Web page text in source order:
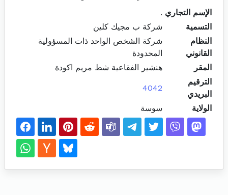
الإسم التجاري .
التسمية
شركة ب مجيك كلين
النظام
القانوني
شركة الشخص الواحد ذات المسؤولية
المحدودة
المقر
هنشير الفقاعية شط مريم اكودة
الترقيم
البريدي
4042
الولاية سوسة